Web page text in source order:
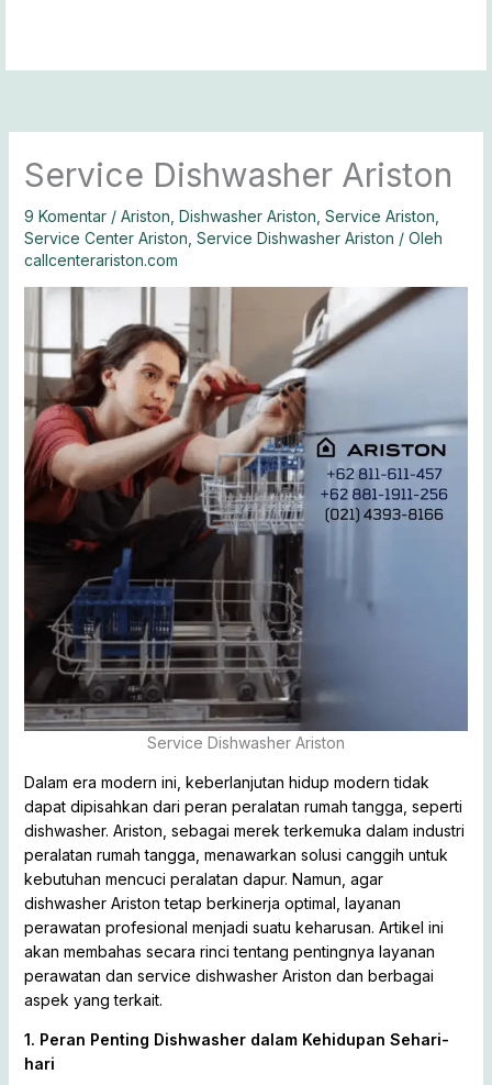
Service Dishwasher Ariston
9 Komentar / Ariston Dishwasher Ariston Service Ariston
Service Center Ariston Service Dishwasher Ariston / Oleh
callcenterariston.com
Service Dishwasher Ariston
Dalam era modern ini, keberlanjutan hidup modern tidak
dapat dipisahkan dari peran peralatan rumah tangga, seperti
dishwasher. Ariston, sebagai merek terkemuka dalam industri
peralatan rumah tangga, menawarkan solusi canggih untuk
kebutuhan mencuci peralatan dapur. Namun, agar
dishwasher Ariston tetap berkinerja optimal, layanan
perawatan profesional menjadi suatu keharusan. Artikel ini
akan membahas secara rinci tentang pentingnya layanan
perawatan dan service dishwasher Ariston dan berbagai
aspek yang terkait.
1. Peran Penting Dishwasher dalam Kehidupan Sehari-
hari